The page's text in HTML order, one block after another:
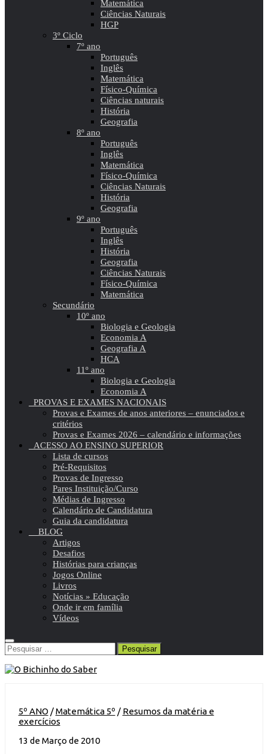
Matemática
Ciências Naturais
HGP
3º Ciclo
7º ano
Português
Inglês
Matemática
Físico-Química
Ciências naturais
História
Geografia
8º ano
Português
Inglês
Matemática
Físico-Química
Ciências Naturais
História
Geografia
9º ano
Português
Inglês
História
Geografia
Ciências Naturais
Físico-Química
Matemática
Secundário
10º ano
Biologia e Geologia
Economia A
Geografia A
HCA
11º ano
Biologia e Geologia
Economia A
PROVAS E EXAMES NACIONAIS
Provas e Exames de anos anteriores – enunciados e
critérios
Provas e Exames 2026 – calendário e informações
ACESSO AO ENSINO SUPERIOR
Lista de cursos
Pré-Requisitos
Provas de Ingresso
Pares Instituição/Curso
Médias de Ingresso
Calendário de Candidatura
Guia da candidatura
BLOG
Artigos
Desafios
Histórias para crianças
Jogos Online
Livros
Notícias » Educação
Onde ir em família
Vídeos
Pesquisar
por:
5º ANO /Matemática 5º / Resumos da matéria e
exercícios
13 de Março de 2010